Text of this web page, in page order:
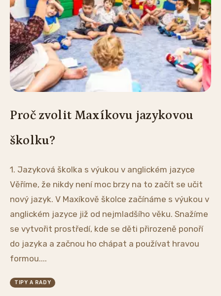
Proč zvolit Maxíkovu jazykovou
školku?
1. Jazyková školka s výukou v anglickém jazyce
Věříme, že nikdy není moc brzy na to začít se učit
nový jazyk. V Maxíkově školce začínáme s výukou v
anglickém jazyce již od nejmladšího věku. Snažíme
se vytvořit prostředí, kde se děti přirozeně ponoří
do jazyka a začnou ho chápat a používat hravou
formou....
TIPY A RADY